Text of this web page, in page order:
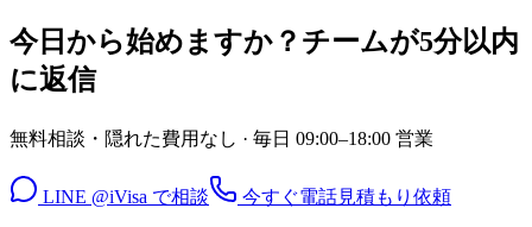
今日から始めますか？チームが5分以内
に返信
無料相談・隠れた費用なし · 毎日 09:00–18:00 営業
LINE @iVisa で相談 今すぐ電話見積もり依頼